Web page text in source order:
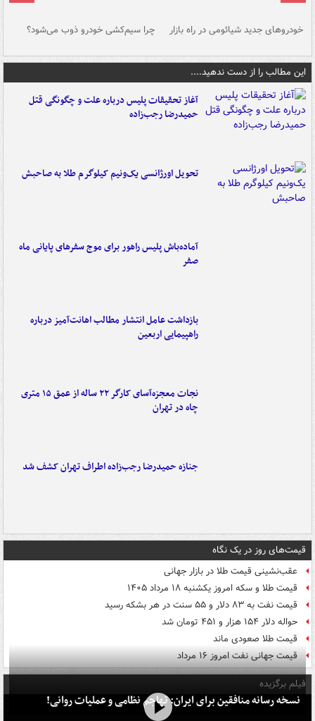
خودروهای جدید شیائومی در راه بازار چرا سیم‌کشی خودرو ذوب می‌شود؟
این مطالب را از دست ندهید....
آغاز تحقیقات پلیس درباره علت و چگونگی قتل
حمیدرضا رجب‌زاده
تحویل اورژانسی یک‌ونیم کیلوگرم طلا به صاحبش
آماده‌باش پلیس راهور برای موج سفرهای پایانی ماه
صفر
بازداشت عامل انتشار مطالب اهانت‌آمیز درباره
راهپیمایی اربعین
نجات معجزه‌آسای کارگر ۲۲ ساله از عمق ۱۵ متری
چاه در تهران
جنازه حمیدرضا رجب‌زاده اطراف تهران کشف شد
قیمت‌های روز در یک نگاه
عقب‌نشینی قیمت طلا در بازار جهانی
قیمت طلا و سکه امروز یکشنبه ۱۸ مرداد ۱۴۰۵
قیمت نفت به ۸۳ دلار و ۵۵ سنت در هر بشکه رسید
حواله دلار ۱۵۴ هزار و ۴۵۱ تومان شد
قیمت طلا صعودی ماند
قیمت جهانی نفت امروز ۱۶ مرداد
فیلم برگزیده
نسخه رسانه منافقین برای ایران: تهاجم نظامی و عملیات روانی!